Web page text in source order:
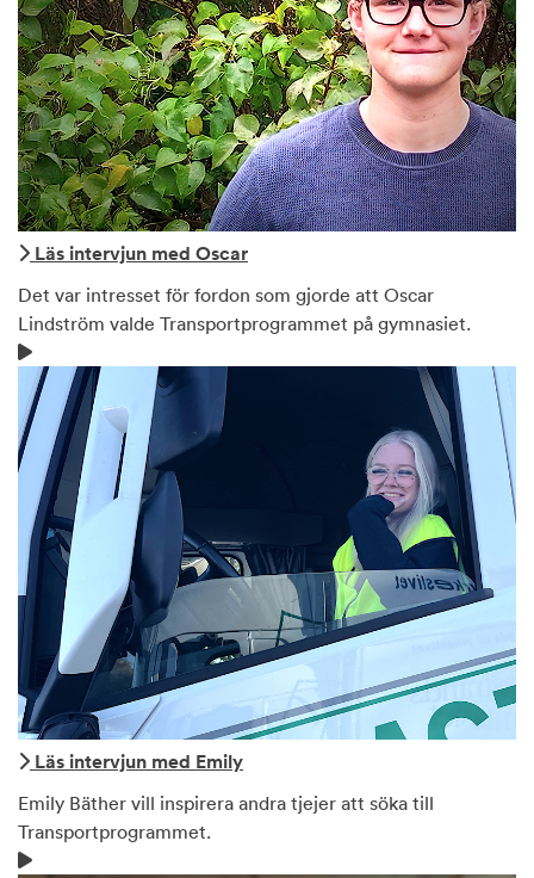
Läs intervjun med Oscar
Det var intresset för fordon som gjorde att Oscar
Lindström valde Transportprogrammet på gymnasiet.
Läs intervjun med Emily
Emily Bäther vill inspirera andra tjejer att söka till
Transportprogrammet.